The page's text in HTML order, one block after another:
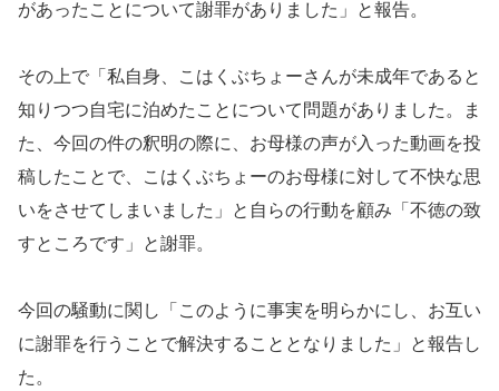
があったことについて謝罪がありました」と報告。
その上で「私自身、こはくぶちょーさんが未成年であると
知りつつ自宅に泊めたことについて問題がありました。ま
た、今回の件の釈明の際に、お母様の声が入った動画を投
稿したことで、こはくぶちょーのお母様に対して不快な思
いをさせてしまいました」と自らの行動を顧み「不徳の致
すところです」と謝罪。
今回の騒動に関し「このように事実を明らかにし、お互い
に謝罪を行うことで解決することとなりました」と報告し
た。